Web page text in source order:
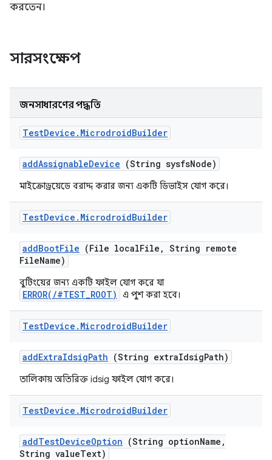
করতেন।
সারসংক্ষেপ
জনসাধারণের পদ্ধতি
TestDevice . MicrodroidBuilder
addAssignableDevice (String sysfsNode)
মাইক্রোড্রয়েডে বরাদ্দ করার জন্য একটি ডিভাইস যোগ করে।
TestDevice . MicrodroidBuilder
addBootFile (File localFile , String remote
FileName)
বুটিংয়ের জন্য একটি ফাইল যোগ করে যা
ERROR(/#TEST_ROOT) এ পুশ করা হবে।
TestDevice . MicrodroidBuilder
addExtraIdsigPath (String extraIdsigPath)
তালিকায় অতিরিক্ত idsig ফাইল যোগ করে।
TestDevice . MicrodroidBuilder
addTestDeviceOption (String optionName ,
String valueText)